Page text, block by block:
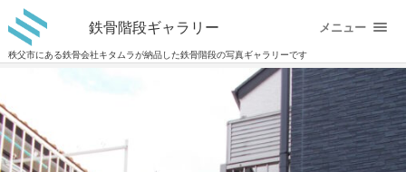
鉄骨階段ギャラリー
秩父市にある鉄骨会社キタムラが納品した鉄骨階段の写真ギャラリーです
メニュー